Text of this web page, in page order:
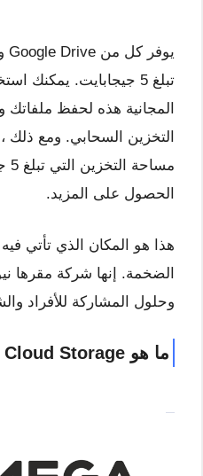
تبلغ 5 جيجابايت. يمكنك
المجانية هذه لحفظ
التخزين السحابي. ومع ذلك
الحصول على المزيد.
هذا هو المكان الذي تأتي
الضخمة. إنها شركة مقرها
وحلول المشاركة للأفراد
ما هو Mega Cloud Storage؟